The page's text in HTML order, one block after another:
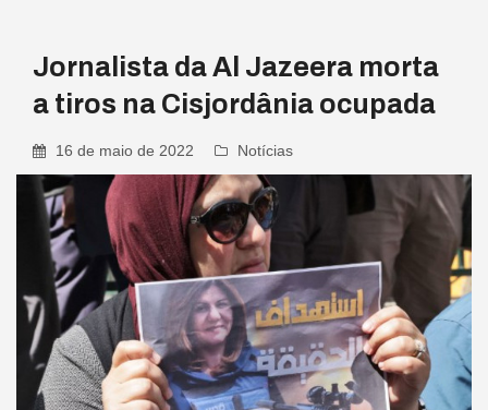
Jornalista da Al Jazeera morta
a tiros na Cisjordânia ocupada
16 de maio de 2022 Notícias